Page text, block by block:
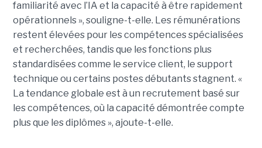
familiarité avec l’IA et la capacité à être rapidement
opérationnels », souligne-t-elle. Les rémunérations
restent élevées pour les compétences spécialisées
et recherchées, tandis que les fonctions plus
standardisées comme le service client, le support
technique ou certains postes débutants stagnent. «
La tendance globale est à un recrutement basé sur
les compétences, où la capacité démontrée compte
plus que les diplômes », ajoute-t-elle.